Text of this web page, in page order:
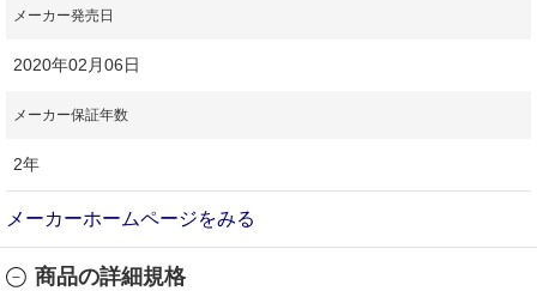
メーカー発売日
2020年02月06日
メーカー保証年数
2年
メーカーホームページをみる
商品の詳細規格